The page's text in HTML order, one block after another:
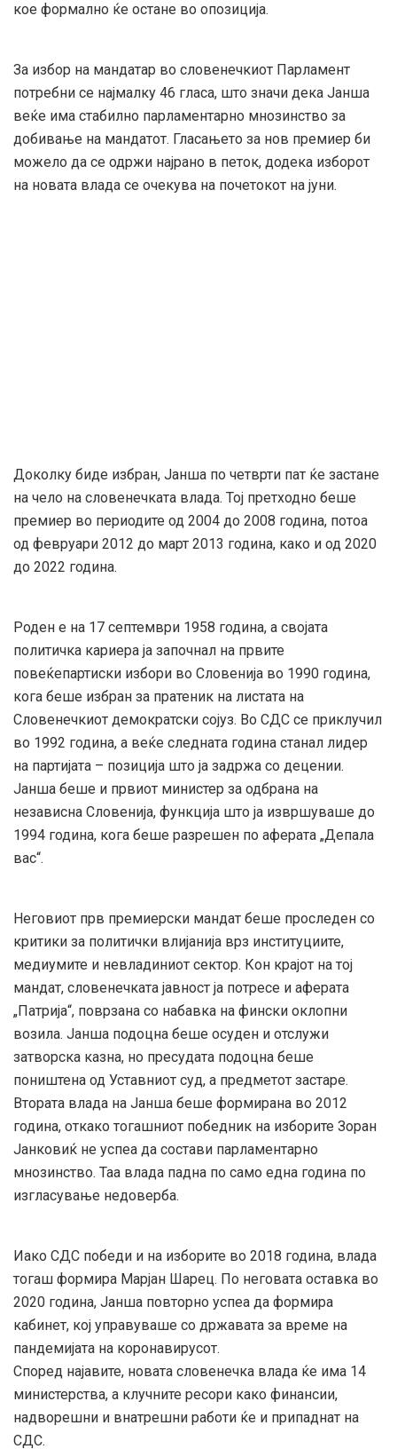
кое формално ќе остане во опозиција.
За избор на мандатар во словенечкиот Парламент
потребни се најмалку 46 гласа, што значи дека Јанша
веќе има стабилно парламентарно мнозинство за
добивање на мандатот. Гласањето за нов премиер би
можело да се одржи најрано в петок, додека изборот
на новата влада се очекува на почетокот на јуни.
Доколку биде избран, Јанша по четврти пат ќе застане
на чело на словенечката влада. Тој претходно беше
премиер во периодите од 2004 до 2008 година, потоа
од февруари 2012 до март 2013 година, како и од 2020
до 2022 година.
Роден е на 17 септември 1958 година, а својата
политичка кариера ја започнал на првите
повеќепартиски избори во Словенија во 1990 година,
кога беше избран за пратеник на листата на
Словенечкиот демократски сојуз. Во СДС се приклучил
во 1992 година, а веќе следната година станал лидер
на партијата – позиција што ја задржа со децении.
Јанша беше и првиот министер за одбрана на
независна Словенија, функција што ја извршуваше до
1994 година, кога беше разрешен по аферата „Депала
вас“.
Неговиот прв премиерски мандат беше проследен со
критики за политички влијанија врз институциите,
медиумите и невладиниот сектор. Кон крајот на тој
мандат, словенечката јавност ја потресе и аферата
„Патрија“, поврзана со набавка на фински оклопни
возила. Јанша подоцна беше осуден и отслужи
затворска казна, но пресудата подоцна беше
поништена од Уставниот суд, а предметот застаре.
Втората влада на Јанша беше формирана во 2012
година, откако тогашниот победник на изборите Зоран
Јанковиќ не успеа да состави парламентарно
мнозинство. Таа влада падна по само една година по
изгласување недоверба.
Иако СДС победи и на изборите во 2018 година, влада
тогаш формира Марјан Шарец. По неговата оставка во
2020 година, Јанша повторно успеа да формира
кабинет, кој управуваше со државата за време на
пандемијата на коронавирусот.
Според најавите, новата словенечка влада ќе има 14
министерства, а клучните ресори како финансии,
надворешни и внатрешни работи ќе и припаднат на
СДС.